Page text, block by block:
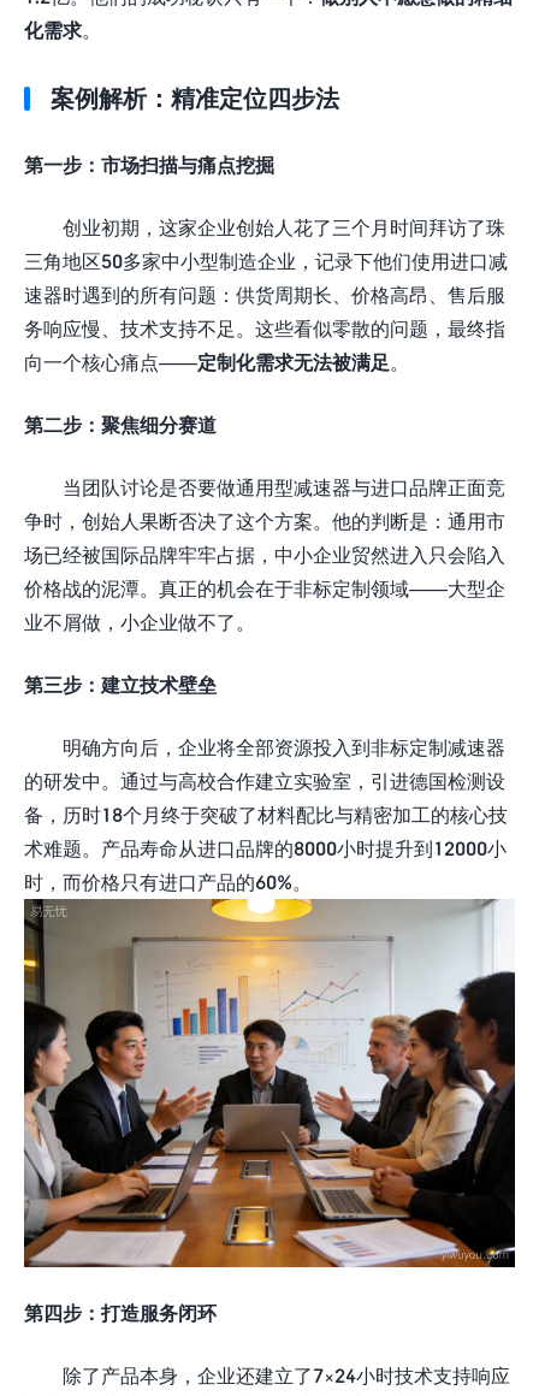
化需求。
案例解析：精准定位四步法
第一步：市场扫描与痛点挖掘
创业初期，这家企业创始人花了三个月时间拜访了珠
三角地区50多家中小型制造企业，记录下他们使用进口减
速器时遇到的所有问题：供货周期长、价格高昂、售后服
务响应慢、技术支持不足。这些看似零散的问题，最终指
向一个核心痛点——定制化需求无法被满足。
第二步：聚焦细分赛道
当团队讨论是否要做通用型减速器与进口品牌正面竞
争时，创始人果断否决了这个方案。他的判断是：通用市
场已经被国际品牌牢牢占据，中小企业贸然进入只会陷入
价格战的泥潭。真正的机会在于非标定制领域——大型企
业不屑做，小企业做不了。
第三步：建立技术壁垒
明确方向后，企业将全部资源投入到非标定制减速器
的研发中。通过与高校合作建立实验室，引进德国检测设
备，历时18个月终于突破了材料配比与精密加工的核心技
术难题。产品寿命从进口品牌的8000小时提升到12000小
时，而价格只有进口产品的60%。
第四步：打造服务闭环
除了产品本身，企业还建立了7×24小时技术支持响应